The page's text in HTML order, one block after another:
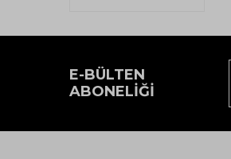
E-BÜLTEN
ABONELIĞI